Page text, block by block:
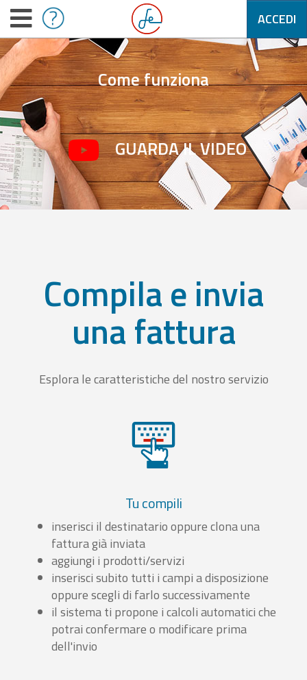
ACCEDI
Come funziona
GUARDA IL VIDEO
Compila e invia
una fattura
Esplora le caratteristiche del nostro servizio
Tu compili
inserisci il destinatario oppure clona una
fattura già inviata
aggiungi i prodotti/servizi
inserisci subito tutti i campi a disposizione
oppure scegli di farlo successivamente
il sistema ti propone i calcoli automatici che
potrai confermare o modificare prima
dell'invio